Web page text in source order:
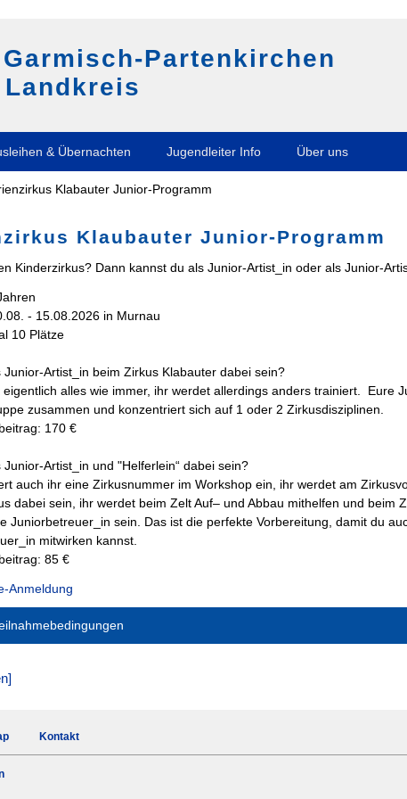
Partenkirchen
& Übernachten Jugendleiter Info Über uns
Klaubauter Junior-Programm
Kinderzirkus? Dann kannst du als Junior-Artist_in oder als Junior-
- 15.08.2026 in Murnau
10 Plätze
Junior-Artist_in beim Zirkus Klabauter dabei sein?
eigentlich alles wie immer, ihr werdet allerdings anders trainiert. Eure
zusammen und konzentriert sich auf 1 oder 2 Zirkusdisziplinen.
170 €
Junior-Artist_in und "Helferlein“ dabei sein?
auch ihr eine Zirkusnummer im Workshop ein, ihr werdet am
dabei sein, ihr werdet beim Zelt Auf– und Abbau mithelfen und beim
Juniorbetreuer_in sein. Das ist die perfekte Vorbereitung, damit du
mitwirken kannst.
85 €
Anmeldung
werden nur schriftlich (Anmeldeabschnitt) oder mit dem
Kontakt